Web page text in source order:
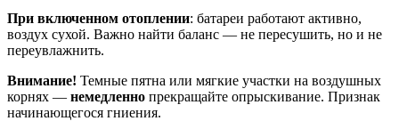
При включенном отоплении: батареи работают активно,
воздух сухой. Важно найти баланс — не пересушить, но и не
переувлажнить.
Внимание! Темные пятна или мягкие участки на воздушных
корнях — немедленно прекращайте опрыскивание. Признак
начинающегося гниения.